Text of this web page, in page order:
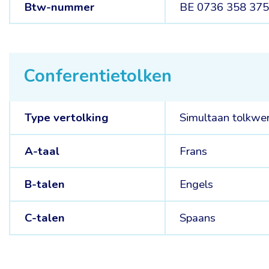
Btw-nummer BE 0736 358 375
Conferentietolken
Type vertolking Simultaan
A-taal Frans
B-talen Engels
C-talen Spaans